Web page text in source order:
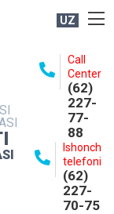
UZ
Call
Center
(62)
227-
77-
88
Ishonch
telefoni
(62)
227-
70-75